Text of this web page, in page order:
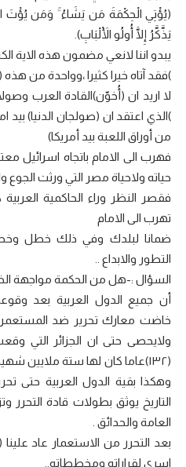
(يُؤْتِي الْحِكْمَةَ مَن يَشَاءُ ۚ وَمَن يُؤْتَ
يَذَّكَّرُ إِلَّا أُولُو الْأَلْبَابِ).
يبدو اننا لانعي مضمون هذه الاية
)فقد آتاه خيرا كثيرا ،وواحدة من هذه
لا اريد ان (أُخوّن)القادة العرب
من أوراق اللعبة بيد أمريكا)
فهرب الى الامام باتجاه اسرائيل
حياته ولاحياة مصر التي ورثت الجوع
فقصر النظر وراء الحاكمية
تهرب الى الامام
ضمانا لبلدك وفي ذلك خطل
التطور والابداع ..
السؤال :-هل من الحكمة مواجهة
أن جميع الدول العربية بعد
خاضت معارك تحرير ضد
ولايحصى حتى ان الجزائر التي
(١٣٢)عاما كان لها ستة
وهكذا بقية الدول العربية حتى
التاريخ يوثق بطولات قادة التحرر
العامة والحدائق .
بعد التحرر من الاستعمار عاد علينا
اسرى لقراراته ومخططاته..